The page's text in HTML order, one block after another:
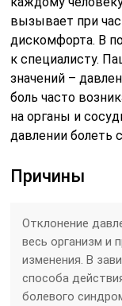
вызывает при
дискомфорта. В
к специалисту.
значений –
боль часто
на органы и
давлении болеть
Причины
Отклонение
весь организм и
изменения. В
способа
болевого